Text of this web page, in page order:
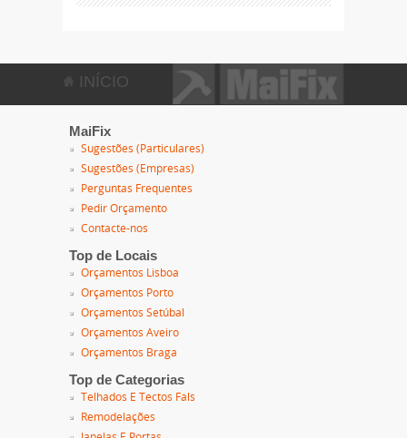
INÍCIO
MaiFix
Sugestões (Particulares)
Sugestões (Empresas)
Perguntas Frequentes
Pedir Orçamento
Contacte-nos
Top de Locais
Orçamentos Lisboa
Orçamentos Porto
Orçamentos Setúbal
Orçamentos Aveiro
Orçamentos Braga
Top de Categorias
Telhados E Tectos Fals
Remodelações